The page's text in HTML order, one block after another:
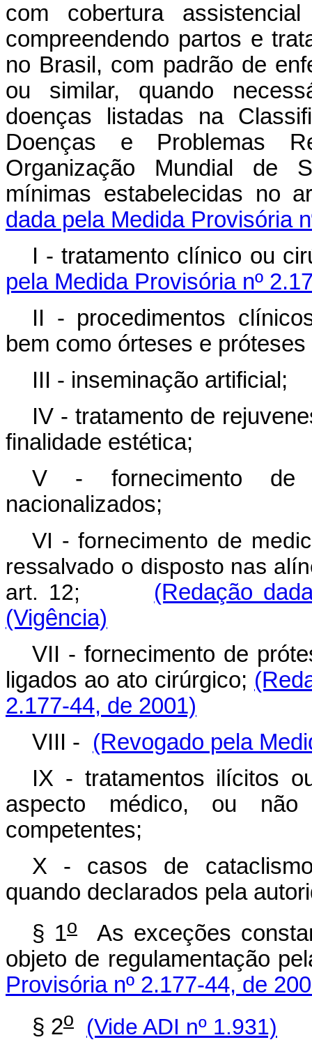
com cobertura
compreendendo partos e
no Brasil, com padrão de
ou similar, quando
doenças listadas na
Doenças e Problemas
Organização Mundial de
mínimas estabelecidas no
dada pela Medida Provisória
I - tratamento clínico ou
pela Medida Provisória nº
II - procedimentos
bem como órteses e
III - inseminação artificial;
IV - tratamento de
finalidade estética;
V - fornecimento de
nacionalizados;
VI - fornecimento de
ressalvado o disposto nas
art. 12;
(Redação
(Vigência)
VII - fornecimento de
ligados ao ato cirúrgico;
2.177-44, de 2001)
VIII - (Revogado pela
IX - tratamentos ilícitos
aspecto médico, ou não
competentes;
X - casos de
quando declarados pela
§ 1o
As exceções
objeto de regulamentação
Provisória nº 2.177-44, de
§ 2o (Vide ADI nº 1.931)